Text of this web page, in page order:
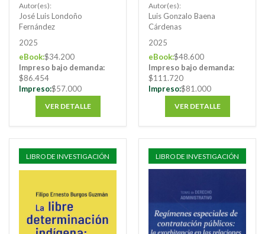
el derecho nacional e
internacional
Autor(es):
José Luis Londoño
Fernández
2025
eBook:$34.200
Impreso bajo demanda:
$86.454
Impreso:$57.000
VER DETALLE
Autor(es):
Luis Gonzalo Baena
Cárdenas
2025
eBook:$48.600
Impreso bajo demanda:
$111.720
Impreso:$81.000
VER DETALLE
LIBRO DE INVESTIGACIÓN LIBRO DE INVESTIGACIÓN